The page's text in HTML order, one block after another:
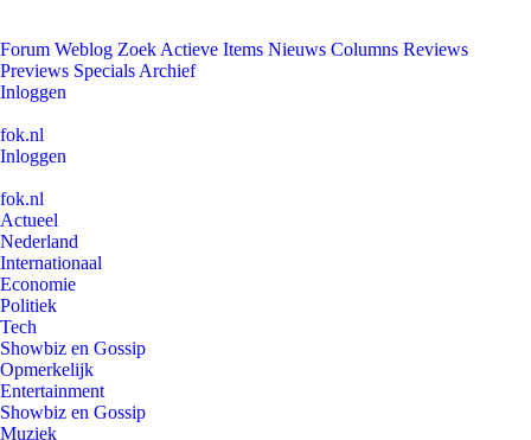
Forum Weblog Zoek Actieve Items Nieuws Columns Reviews
Previews Specials Archief
Inloggen
fok.nl
Inloggen
fok.nl
Actueel
Nederland
Internationaal
Economie
Politiek
Tech
Showbiz en Gossip
Opmerkelijk
Entertainment
Showbiz en Gossip
Muziek